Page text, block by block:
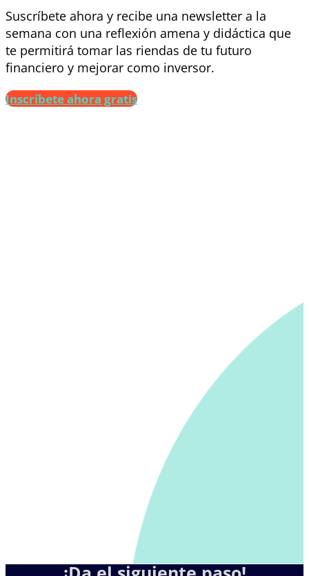
Suscríbete ahora y recibe una newsletter a la
semana con una reflexión amena y didáctica que
te permitirá tomar las riendas de tu futuro
financiero y mejorar como inversor.
Inscríbete ahora gratis